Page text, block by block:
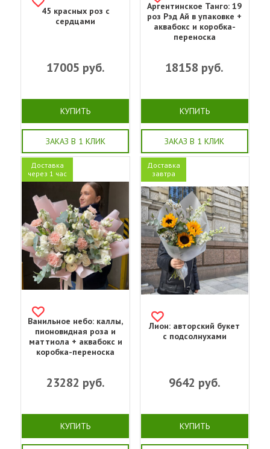
45 красных роз с
сердцами
17005 руб.
КУПИТЬ
ЗАКАЗ В 1 КЛИК
Аргентинское Танго: 19
роз Рэд Ай в упаковке +
аквабокс и коробка-
переноска
18158 руб.
КУПИТЬ
ЗАКАЗ В 1 КЛИК
Доставка
через 1 час
Ванильное небо: каллы,
пионовидная роза и
маттиола + аквабокс и
коробка-переноска
23282 руб.
КУПИТЬ
Доставка
завтра
Лион: авторский букет
с подсолнухами
9642 руб.
КУПИТЬ